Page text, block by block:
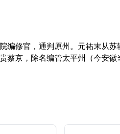
修官，通判原州。元祐末从苏
蔡京，除名编管太平州（今安